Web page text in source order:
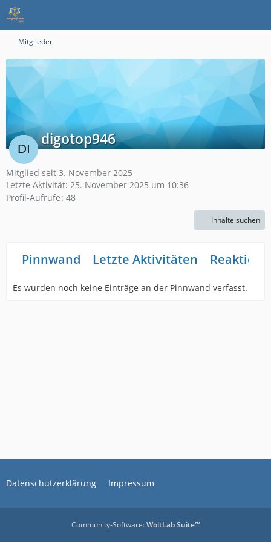
Mitglieder
digotop946
Mitglied seit 3. November 2025
Letzte Aktivität: 25. November 2025 um 10:36
Profil-Aufrufe 48
Inhalte suchen
Pinnwand Letzte Aktivitäten
Es wurden noch keine Einträge an der Pinnwand verfasst.
Datenschutzerklärung Impressum
Community-Software:WoltLab Suite™